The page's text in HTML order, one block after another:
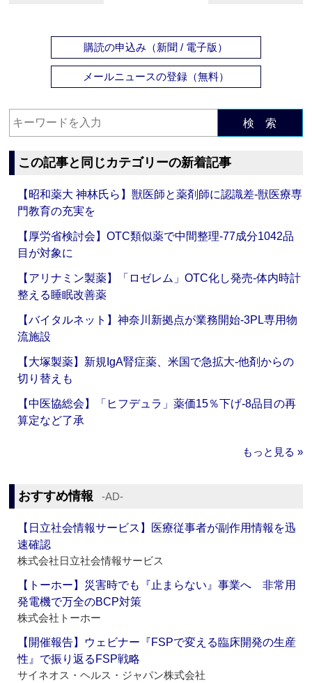
購読の申込み（新聞 / 電子版）
メールニュースの登録（無料）
検 索
この記事と同じカテゴリーの新着記事
【昭和薬大 神林氏ら】獣医師と薬剤師に認識差‐獣医療専
門教育の充実を
【厚労省検討会】OTC類似薬で中間整理‐77成分1042品
目が対象に
【アリナミン製薬】「ロゼレム」OTC化し発売‐体内時計
整える睡眠改善薬
【バイタルネット】神奈川新拠点が業務開始‐3PL専用物
流施設
【大塚製薬】新規IgA腎症薬、米国で急拡大‐他剤からの
切り替えも
【中医協総会】「ヒフデュラ」薬価15％下げ‐8品目の再
算定など了承
もっと見る »
おすすめ情報 ‐AD‐
【日立社会情報サービス】医療従事者が副作用情報を迅
速確認
株式会社日立社会情報サービス
【トーホー】災害時でも『止まらない』事業へ 非常用
発電機で万全のBCP対策
株式会社トーホー
【開催報告】ウェビナー『FSPで変える臨床開発の生産
性』で振り返るFSP戦略
サイネオス・ヘルス・ジャパン株式会社